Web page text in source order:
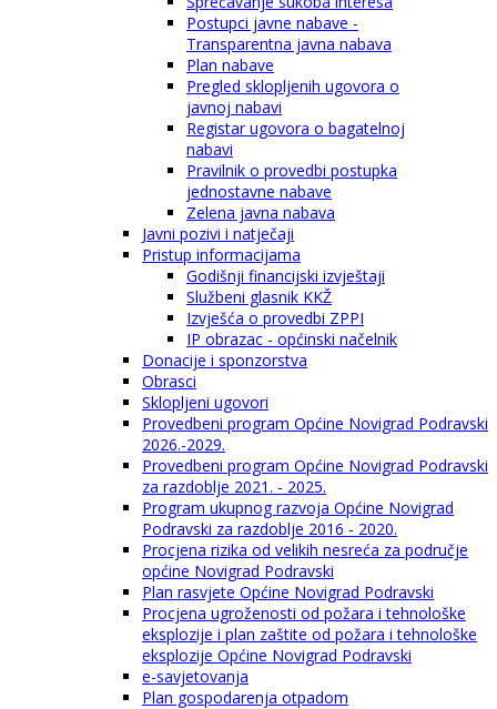
Postupci javne nabave -
Transparentna javna nabava
Plan nabave
Pregled sklopljenih ugovora o
javnoj nabavi
Registar ugovora o bagatelnoj
nabavi
Pravilnik o provedbi postupka
jednostavne nabave
Zelena javna nabava
Javni pozivi i natječaji
Pristup informacijama
Godišnji financijski izvještaji
Službeni glasnik KKŽ
Izvješća o provedbi ZPPI
IP obrazac - općinski načelnik
Donacije i sponzorstva
Obrasci
Sklopljeni ugovori
Provedbeni program Općine Novigrad Podravski
2026.-2029.
Provedbeni program Općine Novigrad Podravski
za razdoblje 2021. - 2025.
Program ukupnog razvoja Općine Novigrad
Podravski za razdoblje 2016 - 2020.
Procjena rizika od velikih nesreća za područje
općine Novigrad Podravski
Plan rasvjete Općine Novigrad Podravski
Procjena ugroženosti od požara i tehnološke
eksplozije i plan zaštite od požara i tehnološke
eksplozije Općine Novigrad Podravski
e-savjetovanja
Plan gospodarenja otpadom